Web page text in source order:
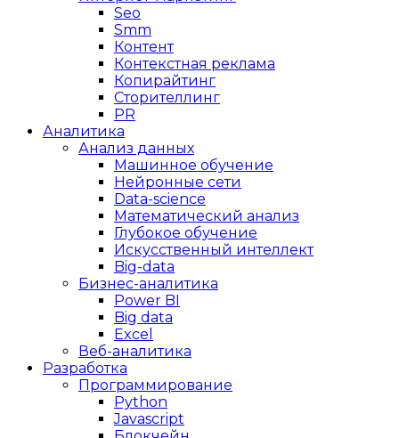
Seo
Smm
Контент
Контекстная реклама
Копирайтинг
Сторителлинг
PR
Аналитика
Анализ данных
Машинное обучение
Нейронные сети
Data-science
Математический анализ
Глубокое обучение
Искусственный интеллект
Big-data
Бизнес-аналитика
Power BI
Big data
Excel
Веб-аналитика
Разработка
Программирование
Python
Javascript